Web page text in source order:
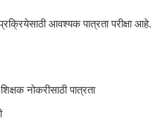
आवश्यक पात्रता परीक्षा आहे.
नोकरीसाठी पात्रता